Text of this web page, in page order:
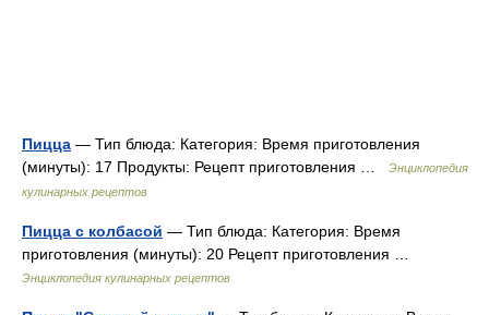
Пицца — Тип блюда: Категория: Время приготовления
(минуты): 17 Продукты: Рецепт приготовления …
Энциклопедия
кулинарных рецептов
Пицца с колбасой — Тип блюда: Категория: Время
приготовления (минуты): 20 Рецепт приготовления …
Энциклопедия кулинарных рецептов